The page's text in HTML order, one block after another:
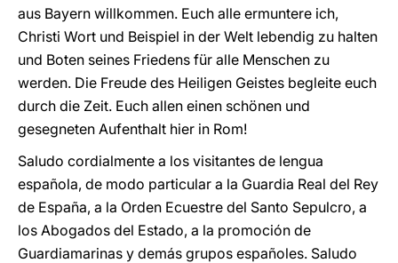
aus Bayern willkommen. Euch alle ermuntere ich,
Christi Wort und Beispiel in der Welt lebendig zu halten
und Boten seines Friedens für alle Menschen zu
werden. Die Freude des Heiligen Geistes begleite euch
durch die Zeit. Euch allen einen schönen und
gesegneten Aufenthalt hier in Rom!
Saludo cordialmente a los visitantes de lengua
española, de modo particular a la Guardia Real del Rey
de España, a la Orden Ecuestre del Santo Sepulcro, a
los Abogados del Estado, a la promoción de
Guardiamarinas y demás grupos españoles. Saludo